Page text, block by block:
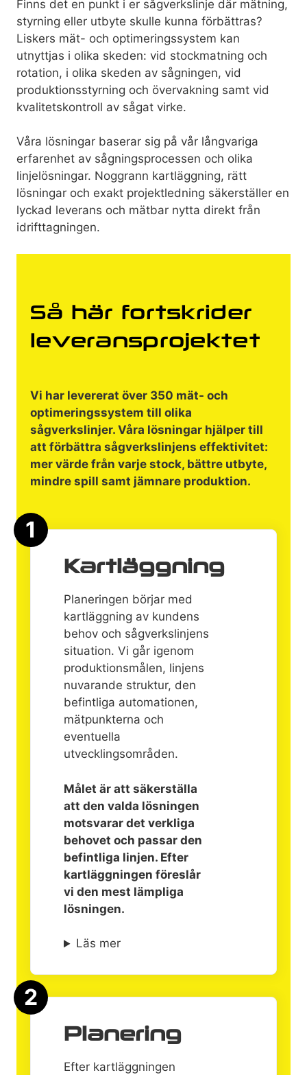
Finns det en punkt i er sågverkslinje där mätning,
styrning eller utbyte skulle kunna förbättras?
Liskers mät- och optimeringssystem kan
utnyttjas i olika skeden: vid stockmatning och
rotation, i olika skeden av sågningen, vid
produktionsstyrning och övervakning samt vid
kvalitetskontroll av sågat virke.
Våra lösningar baserar sig på vår långvariga
erfarenhet av sågningsprocessen och olika
linjelösningar. Noggrann kartläggning, rätt
lösningar och exakt projektledning säkerställer en
lyckad leverans och mätbar nytta direkt från
idrifttagningen.
Så här fortskrider
leveransprojektet
Vi har levererat över 350 mät- och
optimeringssystem till olika
sågverkslinjer. Våra lösningar hjälper till
att förbättra sågverkslinjens effektivitet:
mer värde från varje stock, bättre utbyte,
mindre spill samt jämnare produktion.
1
Kartläggning
Planeringen börjar med
kartläggning av kundens
behov och sågverkslinjens
situation. Vi går igenom
produktionsmålen, linjens
nuvarande struktur, den
befintliga automationen,
mätpunkterna och
eventuella
utvecklingsområden.
Målet är att säkerställa
att den valda lösningen
motsvarar det verkliga
behovet och passar den
befintliga linjen. Efter
kartläggningen föreslår
vi den mest lämpliga
lösningen.
Läs mer
2
Planering
Efter kartläggningen